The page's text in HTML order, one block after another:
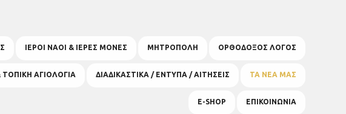
ΙΕΡΟΙ ΝΑΟΙ & ΙΕΡΕΣ ΜΟΝΕΣ ΜΗΤΡΟΠΟΛΗ ΟΡΘΟΔΟΞΟΣ ΛΟΓΟΣ
ΤΟΠΙΚΗ ΑΓΙΟΛΟΓΙΑ ΔΙΑΔΙΚΑΣΤΙΚΑ / ΕΝΤΥΠΑ / ΑΙΤΗΣΕΙΣ ΤΑ ΝΕΑ ΜΑΣ
E-SHOP ΕΠΙΚΟΙΝΩΝΙΑ